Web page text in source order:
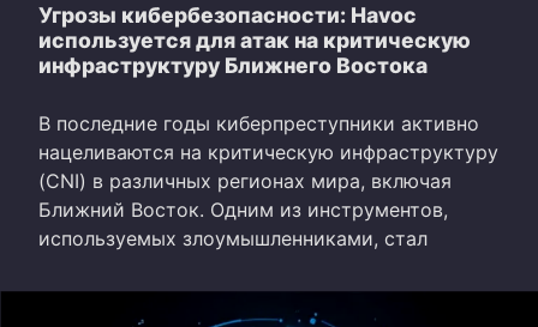
Угрозы кибербезопасности: Havoc
используется для атак на критическую
инфраструктуру Ближнего Востока
В последние годы киберпреступники активно
нацеливаются на критическую инфраструктуру
(CNI) в различных регионах мира, включая
Ближний Восток. Одним из инструментов,
используемых злоумышленниками, стал